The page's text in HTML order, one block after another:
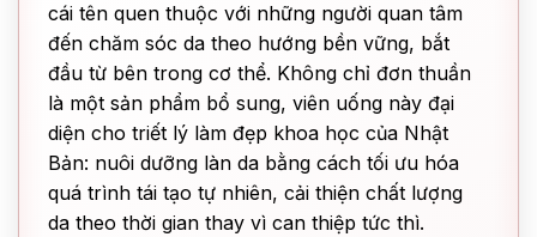
cái tên quen thuộc với những người quan tâm
đến chăm sóc da theo hướng bền vững, bắt
đầu từ bên trong cơ thể. Không chỉ đơn thuần
là một sản phẩm bổ sung, viên uống này đại
diện cho triết lý làm đẹp khoa học của Nhật
Bản: nuôi dưỡng làn da bằng cách tối ưu hóa
quá trình tái tạo tự nhiên, cải thiện chất lượng
da theo thời gian thay vì can thiệp tức thì.